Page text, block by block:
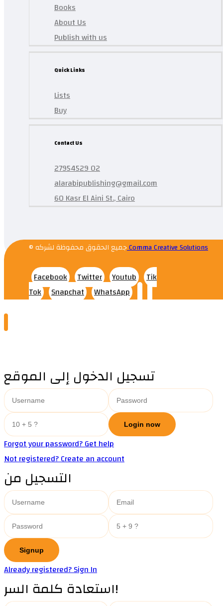
Books
About Us
Publish with us
Quick Links
Lists
Buy
Contact Us
27954529 02
alarabipublishing@gmail.com
60 Kasr El Aini St., Cairo
© جميع الحقوق محفوظة لشركهComma Creative Solutions
Facebook Twitter Youtub
Tik
Tok
Snapchat WhatsApp
تسجيل الدخول إلى الموقع
Forgot your password? Get help
Not registered? Create an account
التسجيل من
Already registered? Sign In
استعادة كلمة السر!